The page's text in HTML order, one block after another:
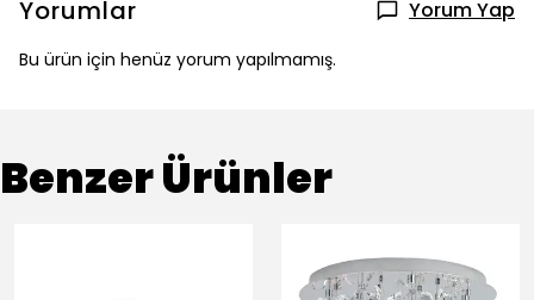
Yorumlar Yorum Yap
Bu ürün için henüz yorum yapılmamış.
Benzer Ürünler